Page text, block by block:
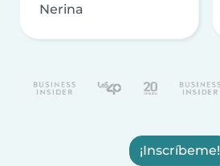
Nerina
¡Inscríbeme!